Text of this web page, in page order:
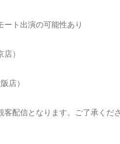
ト出演の可能性あり
）
店）
配信となります。ご了承くださ